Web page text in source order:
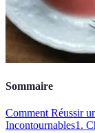
Sommaire
Comment Réussir
Incontournables1.